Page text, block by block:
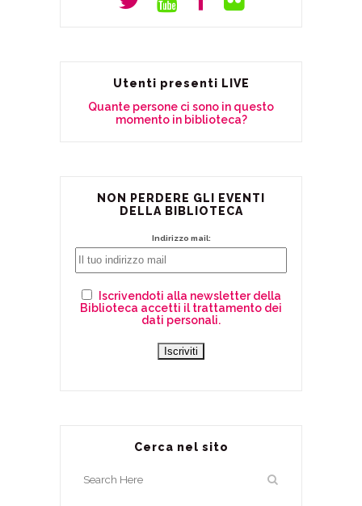
Utenti presenti LIVE
Quante persone ci sono in questo
momento in biblioteca?
NON PERDERE GLI EVENTI
DELLA BIBLIOTECA
Indirizzo mail:
Iscrivendoti alla newsletter della
Biblioteca accetti il trattamento dei
dati personali.
Cerca nel sito